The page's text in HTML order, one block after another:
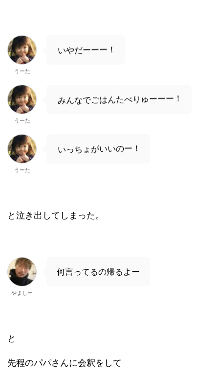
うーた
いやだーーー！
うーた
みんなでごはんたべりゅーーー！
うーた
いっちょがいいのー！
と泣き出してしまった。
やましー
何言ってるの帰るよー
と
先程のパパさんに会釈をして